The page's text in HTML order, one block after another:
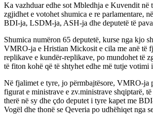
Ka vazhduar edhe sot Mbledhja e Kuvendit në
zgjidhet e votohet shumica e re parlamentare,
BDI-ja, LSDM-ja, ASH-ja dhe deputetë të
Shumica numëron 65 deputetë, kurse nga kjo
VMRO-ja e Hristian Mickosit e cila me anë të
replikave e kundër-replikave, po mundohet të
të fiton kohë që të shtyhet edhe më tutje votimi
Në fjalimet e tyre, jo përmbajtësore, VMRO-ja
figurat e ministrave e zv.ministrave shqiptarë,
therë në sy dhe çdo deputet i tyre kapet me
Vogël dhe thonë se Qeveria po udhëhiqet nga